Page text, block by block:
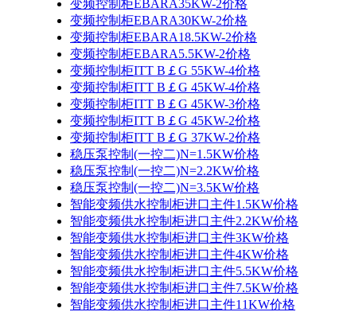
变频控制柜EBARA35KW-2价格
变频控制柜EBARA30KW-2价格
变频控制柜EBARA18.5KW-2价格
变频控制柜EBARA5.5KW-2价格
变频控制柜ITT B￡G 55KW-4价格
变频控制柜ITT B￡G 45KW-4价格
变频控制柜ITT B￡G 45KW-3价格
变频控制柜ITT B￡G 45KW-2价格
变频控制柜ITT B￡G 37KW-2价格
稳压泵控制(一控二)N=1.5KW价格
稳压泵控制(一控二)N=2.2KW价格
稳压泵控制(一控二)N=3.5KW价格
智能变频供水控制柜进口主件1.5KW价格
智能变频供水控制柜进口主件2.2KW价格
智能变频供水控制柜进口主件3KW价格
智能变频供水控制柜进口主件4KW价格
智能变频供水控制柜进口主件5.5KW价格
智能变频供水控制柜进口主件7.5KW价格
智能变频供水控制柜进口主件11KW价格